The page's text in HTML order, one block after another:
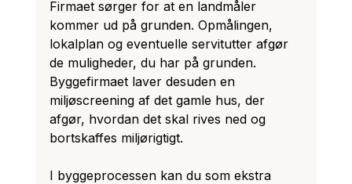
Firmaet sørger for at en landmåler
kommer ud på grunden. Opmålingen,
lokalplan og eventuelle servitutter afgør
de muligheder, du har på grunden.
Byggefirmaet laver desuden en
miljøscreening af det gamle hus, der
afgør, hvordan det skal rives ned og
bortskaffes miljørigtigt.
I byggeprocessen kan du som ekstra